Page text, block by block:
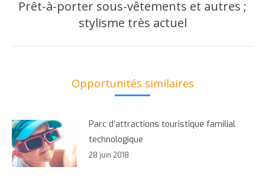
Onglet
suivant
Prêt-à-porter sous-vêtements et autres ;
stylisme très actuel
Opportunités similaires
Parc d’attractions touristique familial
technologique
28 juin 2018